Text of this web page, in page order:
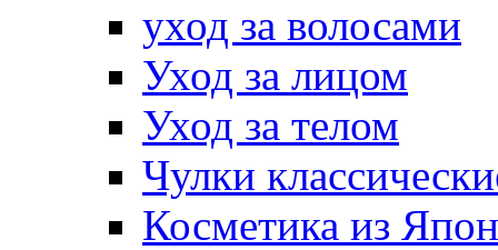
уход за волосами
Уход за лицом
Уход за телом
Чулки
Косметика из